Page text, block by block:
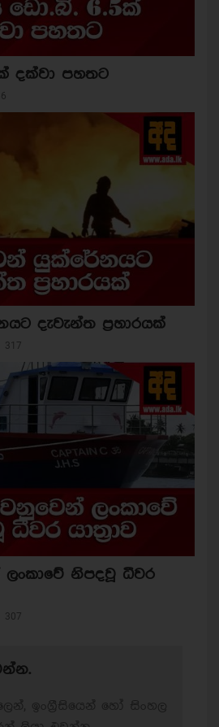
දක්වා පහතට
දැවැන්ත ප්‍රහාරයක්
317
නිපදවූ ධීවර
307